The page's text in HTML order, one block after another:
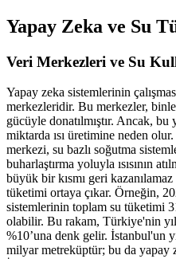
Yapay Zeka ve Su
Veri Merkezleri ve Su
Yapay zeka sistemlerinin
merkezleridir. Bu merkezler,
gücüyle donatılmıştır. Ancak,
miktarda ısı üretimine neden
merkezi, su bazlı soğutma
buharlaştırma yoluyla ısısının
büyük bir kısmı geri
tüketimi ortaya çıkar. Örneğin,
sistemlerinin toplam su tüketimi
olabilir. Bu rakam, Türkiye'nin
%10’una denk gelir. İstanbul'un
milyar metreküptür; bu da yapay